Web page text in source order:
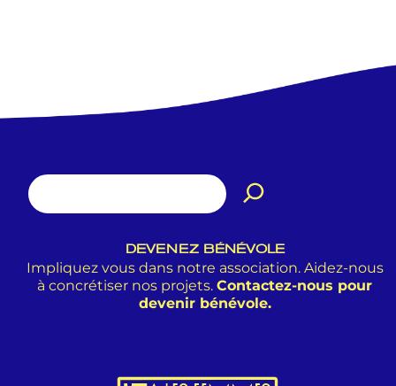
DEVENEZ BÉNÉVOLE
Impliquez vous dans notre association. Aidez-nous
à concrétiser nos projets. Contactez-nous pour
devenir bénévole.